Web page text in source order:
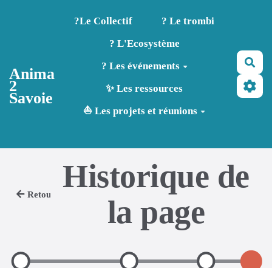
Aller au contenu principal
Anima
2
Savoie
?️Le Collectif
? Le trombi
? L'Ecosystème
? Les événements
✨ Les ressources
⛵ Les projets et réunions
Retour
Historique de
la page